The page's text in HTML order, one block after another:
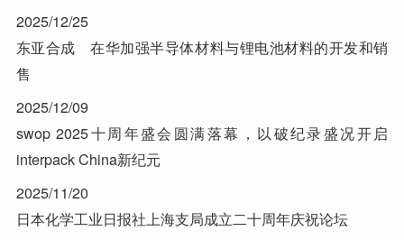
2025/12/25
东亚合成 在华加强半导体材料与锂电池材料的开发和销
售
2025/12/09
swop 2025十周年盛会圆满落幕，以破纪录盛况开启
interpack China新纪元
2025/11/20
日本化学工业日报社上海支局成立二十周年庆祝论坛